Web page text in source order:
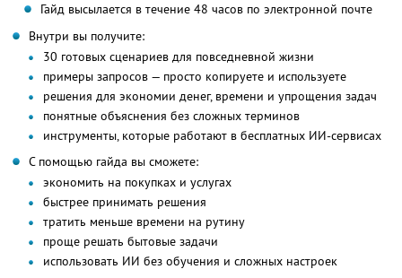
Гайд высылается в течение 48 часов по электронной почте
Внутри вы получите:
30 готовых сценариев для повседневной жизни
примеры запросов — просто копируете и используете
решения для экономии денег, времени и упрощения задач
понятные объяснения без сложных терминов
инструменты, которые работают в бесплатных ИИ-сервисах
С помощью гайда вы сможете:
экономить на покупках и услугах
быстрее принимать решения
тратить меньше времени на рутину
проще решать бытовые задачи
использовать ИИ без обучения и сложных настроек